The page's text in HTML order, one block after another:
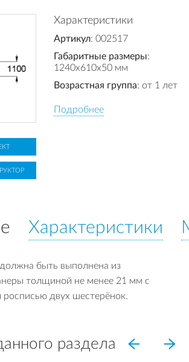
Характеристики
Артикул: 002517
Габаритные размеры:
1240x610x50 мм
Возрастная группа: от 1 лет
Подробнее
Характеристики
быть выполнена из
толщиной не менее 21 мм с
росписью двух шестерёнок.
раздела